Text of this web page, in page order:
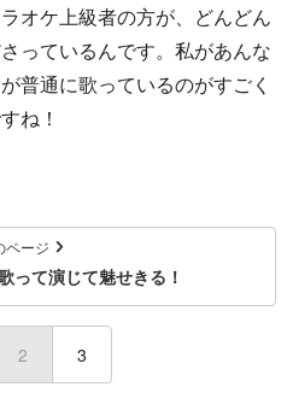
オケ上級者の方が、どんどん
っているんです。私があんな
普通に歌っているのがすごく
ね！
ページ
って演じて魅せきる！
2 (current)
3